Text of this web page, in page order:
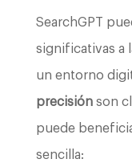
SearchGPT
significativas a
un entorno
precisiónson
puede
sencilla: